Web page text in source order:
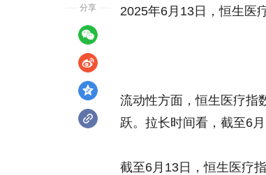
2025年6月13日，恒生医
流动性方面，恒生医疗指
跃。拉长时间看，截至6
截至6月13日，恒生医疗
分享